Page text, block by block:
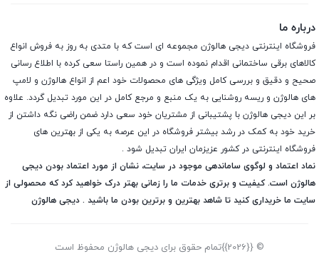
درباره ما
فروشگاه اینترنتی دیجی هالوژن مجموعه ای است که با متدی به روز به فروش انواع
کالاهای برقی ساختمانی اقدام نموده است و در همین راستا سعی کرده با اطلاع رسانی
صحیح و دقیق و بررسی کامل ویژگی های محصولات خود اعم از انواع هالوژن و لامپ
های هالوژن و ریسه روشنایی به یک منبع و مرجع کامل در این مورد تبدیل گردد. علاوه
بر این دیجی هالوژن با پشتیبانی از مشتریان خود سعی دارد ضمن راضی نگه داشتن از
خرید خود به کمک در رشد بیشتر فروشگاه در این عرصه به یکی از بهترین های
فروشگاه اینترنتی در کشور عزیزمان ایران تبدیل شود .
نماد اعتماد و لوگوی ساماندهی موجود در سایت، نشان از مورد اعتماد بودن دیجی
هالوژن است. کیفیت و برتری خدمات ما را زمانی بهتر درک خواهید کرد که محصولی از
سایت ما خریداری کنید تا شاهد بهترین و برترین بودن ما باشید . دیجی هالوژن
© {{2026}}تمام حقوق برای دیجی هالوژن محفوظ است